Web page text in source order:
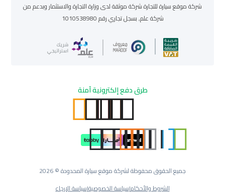
شركة موقع سيارة للتجارة شركة موثقة لدى وزارة التجارة والاستثمار وبدعم من
شركة علم, بسجل تجاري رقم 1010538980
طرق دفع إلكترونية آمنة
جميع الحقوق محفوظة لشركة موقع سيارة المحدودة © 2026
الشروط والأحكام|سياسة الخصوصية|سياسة الإرجاع